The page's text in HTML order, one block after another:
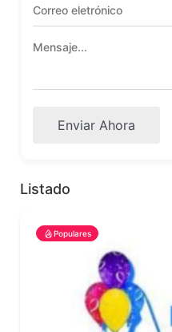
Enviar Ahora
Listado
Populares